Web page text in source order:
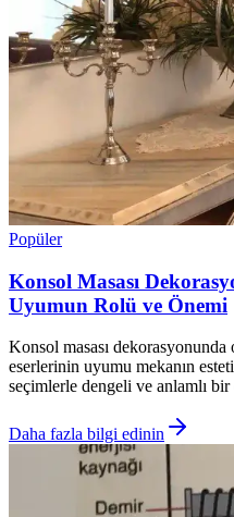
Popüler
Konsol Masası
Uyumun Rolü ve Önemi
Konsol masası
eserlerinin uyumu mekanın
seçimlerle dengeli ve anlamlı bir
Daha fazla bilgi edinin